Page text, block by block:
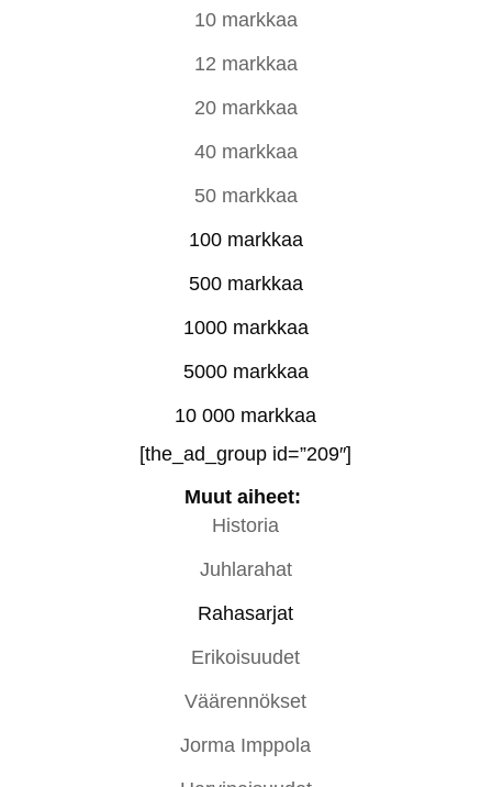
10 markkaa
12 markkaa
20 markkaa
40 markkaa
50 markkaa
100 markkaa
500 markkaa
1000 markkaa
5000 markkaa
10 000 markkaa
[the_ad_group id=”209″]
Muut aiheet:
Historia
Juhlarahat
Rahasarjat
Erikoisuudet
Väärennökset
Jorma Imppola